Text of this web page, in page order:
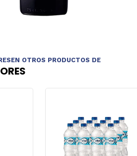
OTROS PRODUCTOS DE